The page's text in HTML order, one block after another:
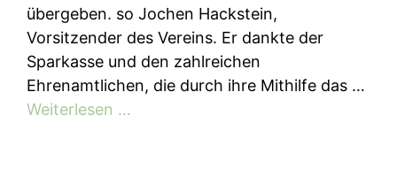
übergeben. so Jochen Hackstein,
Vorsitzender des Vereins. Er dankte der
Sparkasse und den zahlreichen
Ehrenamtlichen, die durch ihre Mithilfe das …
Weiterlesen …